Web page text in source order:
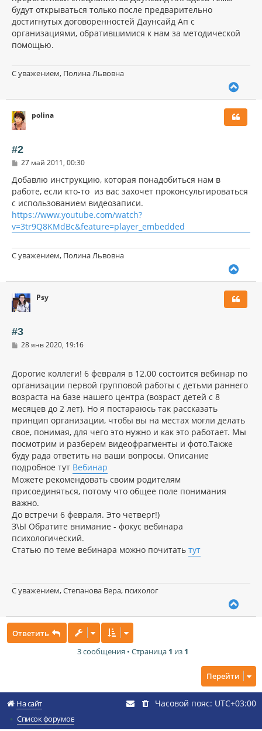
будут открываться только после предварительно
достигнутых договоренностей Даунсайд Ап с
организациями, обратившимися к нам за методической
помощью.
С уважением, Полина Львовна
у
а
у
polina
#2
С
о
щ
е
н
и
е
27 май 2011, 00:30
Добавлю инструкцию, которая понадобиться нам в
работе, если кто-то из вас захочет проконсультироваться
с использованием видеозаписи.
https://www.youtube.com/watch?
v=3tr9Q8KMdBc&feature=player_embedded
С уважением, Полина Львовна
у
а
ч
у
Psy
#3
С
щ
е
н
и
е
28 янв 2020, 19:16
Дорогие коллеги! 6 февраля в 12.00 состоится вебинар по
организации первой групповой работы с детьми раннего
возраста на базе нашего центра (возраст детей с 8
месяцев до 2 лет). Но я постараюсь так рассказать
принцип организации, чтобы вы на местах могли делать
свое, понимая, для чего это нужно и как это работает. Мы
посмотрим и разберем видеофрагменты и фото.Также
буду рада ответить на ваши вопросы. Описание
подробное тут Вебинар
Можете рекомендовать своим родителям
присоединяться, потому что общее поле понимания
важно.
До встречи 6 февраля. Это четверг!)
З\Ы Обратите внимание - фокус вебинара
психологический.
Статью по теме вебинара можно почитать тут
С уважением, Степанова Вера, психолог
с
я
к
н
Ответить
3 сообщения • Страница 1 из 1
Перейти
На сайт
Список форумов
Часовой пояс: UTC+03:00